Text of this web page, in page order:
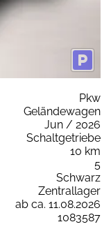
Pkw
Geländewagen
Jun / 2026
Schaltgetriebe
10 km
5
Schwarz
Zentrallager
ab ca. 11.08.2026
1083587